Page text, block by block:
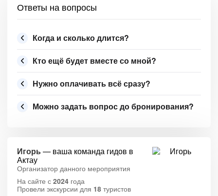
Ответы на вопросы
Когда и сколько длится?
Кто ещё будет вместе со мной?
Нужно оплачивать всё сразу?
Можно задать вопрос до бронирования?
Игорь— ваша команда гидов в
Актау
Организатор данного мероприятия
На сайте с 2024 года
Провели экскурсии для 18 туристов